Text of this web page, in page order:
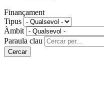
Finançament
Tipus
Àmbit
Paraula clau